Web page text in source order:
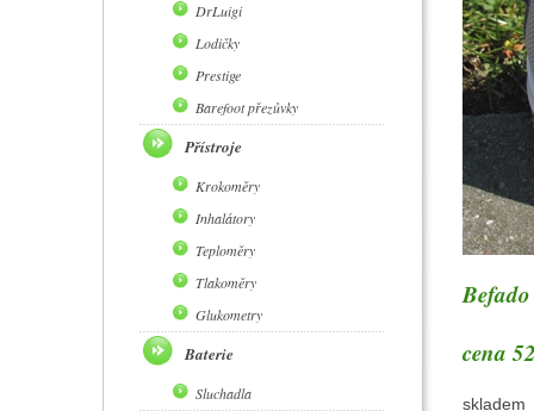
cena
skladem
DrLuigi
Lodičky
Prestige
Barefoot přezůvky
Přístroje
Krokoměry
Inhalátory
Teploměry
Tlakoměry
Glukometry
Baterie
Sluchadla